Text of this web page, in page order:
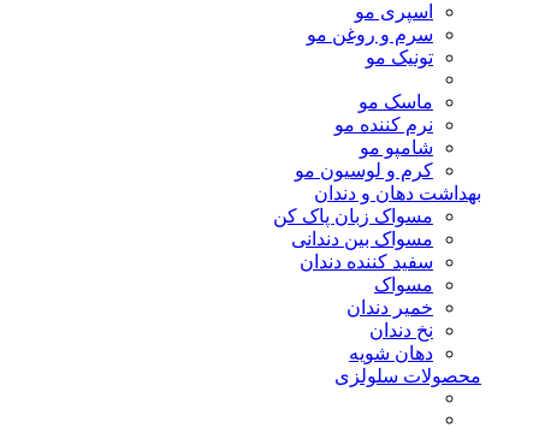
اسپری مو
سرم و روغن مو
تونیک مو
ماسک مو
نرم کننده مو
شامپو مو
کرم و لوسیون مو
بهداشت دهان و دندان
مسواک زبان پاک کن
مسواک بین دندانی
سفید کننده دندان
مسواک
خمیر دندان
نخ دندان
دهان شویه
محصولات سلولزی